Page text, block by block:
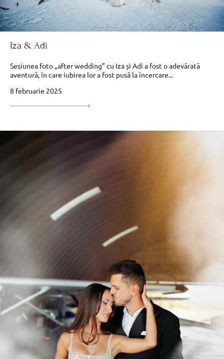
Iza & Adi
Sesiunea foto „after wedding” cu Iza și Adi a fost o adevărată
aventură, în care iubirea lor a fost pusă la încercare...
8 februarie 2025